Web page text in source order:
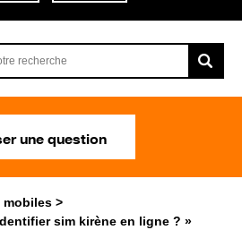
une question
mobiles
sim kirène en ligne ? »